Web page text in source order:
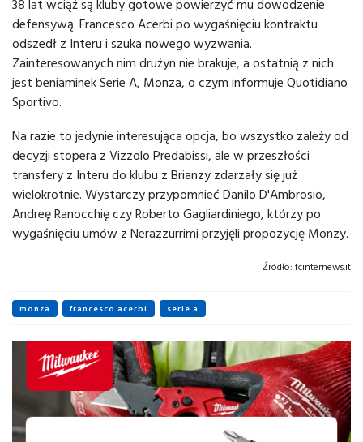
38 lat wciąż są kluby gotowe powierzyć mu dowodzenie
defensywą. Francesco Acerbi po wygaśnięciu kontraktu
odszedł z Interu i szuka nowego wyzwania.
Zainteresowanych nim drużyn nie brakuje, a ostatnią z nich
jest beniaminek Serie A, Monza, o czym informuje Quotidiano
Sportivo.
Na razie to jedynie interesująca opcja, bo wszystko zależy od
decyzji stopera z Vizzolo Predabissi, ale w przeszłości
transfery z Interu do klubu z Brianzy zdarzały się już
wielokrotnie. Wystarczy przypomnieć Danilo D'Ambrosio,
Andreę Ranocchię czy Roberto Gagliardiniego, którzy po
wygaśnięciu umów z Nerazzurrimi przyjęli propozycję Monzy.
Źródło: fcinternews.it
monza francesco acerbi serie a